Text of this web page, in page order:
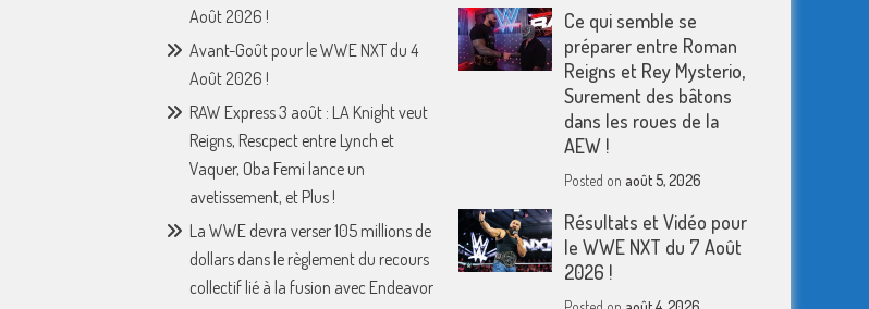
Août 2026 !
Avant-Goût pour le WWE NXT du 4
Août 2026 !
RAW Express 3 août : LA Knight veut
Reigns, Rescpect entre Lynch et
Vaquer, Oba Femi lance un
avetissement, et Plus !
La WWE devra verser 105 millions de
dollars dans le règlement du recours
collectif lié à la fusion avec Endeavor
Ce qui semble se
préparer entre Roman
Reigns et Rey Mysterio,
Surement des bâtons
dans les roues de la
AEW !
Posted on août 5, 2026
Résultats et Vidéo pour
le WWE NXT du 7 Août
2026 !